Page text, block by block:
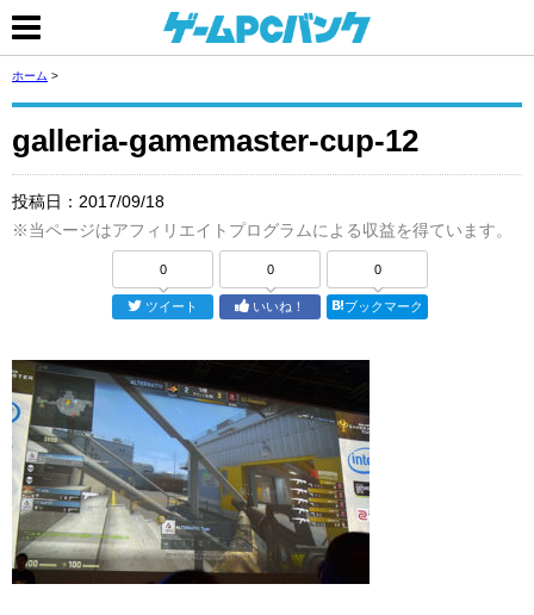
ホーム >
galleria-gamemaster-cup-12
投稿日： 2017/09/18
※当ページはアフィリエイトプログラムによる収益を得ています。
0
ツイート
0
いいね！
0
ブックマーク